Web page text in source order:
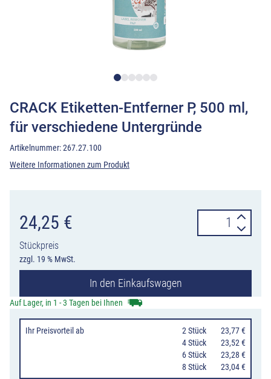
CRACK Etiketten-Entferner P, 500 ml,
für verschiedene Untergründe
Artikelnummer:267.27.100
Weitere Informationen zum Produkt
24,25 €
Stückpreis
zzgl. 19 % MwSt.
CRACK
Etiketten-
P,
für
verschiedene
Untergründe
Menge
In den Einkaufswagen
Auf Lager, in 1 - 3 Tagen bei Ihnen
Ihr Preisvorteil ab 2 Stück
23,77 €
4 Stück
23,52 €
6 Stück
23,28 €
8 Stück 23,04 €